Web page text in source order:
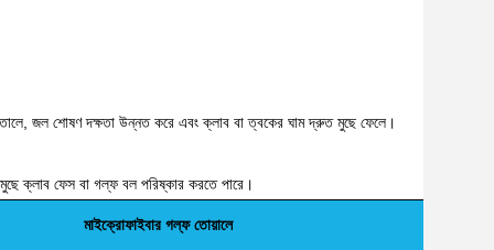
জল শোষণ দক্ষতা উন্নত করে এবং ক্লাব বা ত্বকের ঘাম দ্রুত মুছে ফেলে।
ক্লাব ফেস বা গল্ফ বল পরিষ্কার করতে পারে।
মাইক্রোফাইবার গল্ফ তোয়ালে